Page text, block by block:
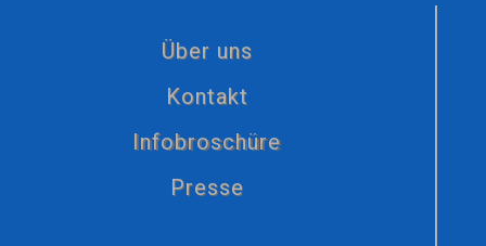
Über uns
Kontakt
Infobroschüre
Presse